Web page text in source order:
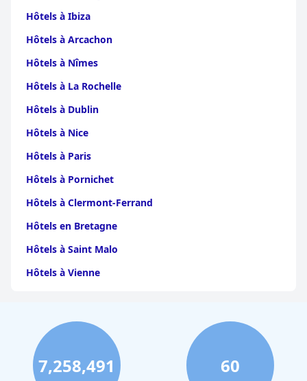
Hôtels à Ibiza
Hôtels à Arcachon
Hôtels à Nîmes
Hôtels à La Rochelle
Hôtels à Dublin
Hôtels à Nice
Hôtels à Paris
Hôtels à Pornichet
Hôtels à Clermont-Ferrand
Hôtels en Bretagne
Hôtels à Saint Malo
Hôtels à Vienne
Hôtels à Perpignan
Hôtels au Grand-Bornand
Hôtels à Strasbourg
7,258,491 60